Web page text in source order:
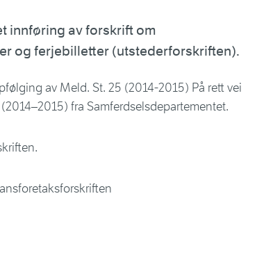
innføring av forskrift om
og ferjebilletter (utstederforskriften).
av Meld. St. 25 (2014-2015) På rett vei
fra Samferdselsdepartementet.